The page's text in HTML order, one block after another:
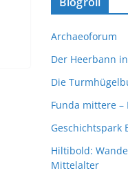
Archaeoforum
Der Heerbann
Die
Funda mittere –
Geschichtspark
Hiltibold:
Mittelalter